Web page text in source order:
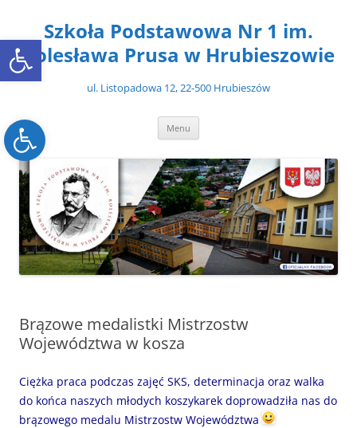
Open toolbar
Open toolbar
treściSzkoła Podstawowa Nr 1 im.
Bolesława Prusa w Hrubieszowie
ul. Listopadowa 12, 22-500 Hrubieszów
Menu
Brązowe medalistki Mistrzostw
Województwa w kosza
Ciężka praca podczas zajęć SKS, determinacja oraz walka
do końca naszych młodych koszykarek doprowadziła nas do
brązowego medalu Mistrzostw Województwa